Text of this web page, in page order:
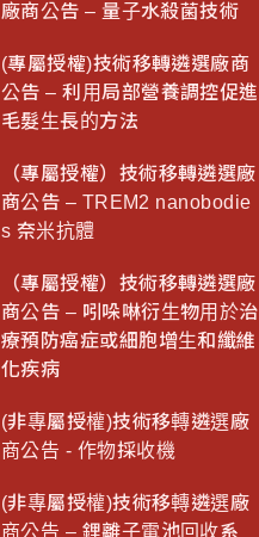
廠商公告 – 量子水殺菌技術
(專屬授權)技術移轉遴選廠商
公告 – 利用局部營養調控促進
毛髮生長的方法
（專屬授權）技術移轉遴選廠
商公告 – TREM2 nanobodie
s 奈米抗體
（專屬授權）技術移轉遴選廠
商公告 – 吲哚啉衍生物用於治
療預防癌症或細胞增生和纖維
化疾病
(非專屬授權)技術移轉遴選廠
商公告 - 作物採收機
(非專屬授權)技術移轉遴選廠
商公告 – 鋰離子電池回收系